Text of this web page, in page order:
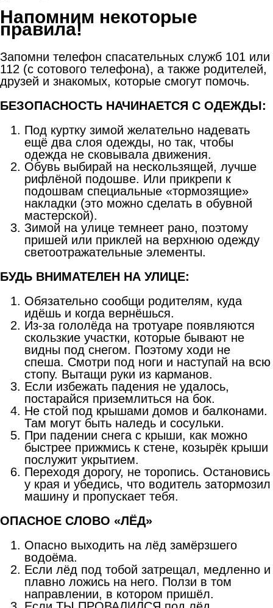
Напомним некоторые
правила!
Запомни телефон спасательных служб 101 или
112 (с сотового телефона), а также родителей,
друзей и знакомых, которые смогут помочь.
БЕЗОПАСНОСТЬ НАЧИНАЕТСЯ С ОДЕЖДЫ:
Под куртку зимой желательно надевать
ещё два слоя одежды, но так, чтобы
одежда не сковывала движения.
Обувь выбирай на нескользящей, лучше
рифлёной подошве. Или прикрепи к
подошвам специальные «тормозящие»
накладки (это можно сделать в обувной
мастерской).
Зимой на улице темнеет рано, поэтому
пришей или приклей на верхнюю одежду
светоотражательные элементы.
БУДЬ ВНИМАТЕЛЕН НА УЛИЦЕ:
Обязательно сообщи родителям, куда
идёшь и когда вернёшься.
Из-за гололёда на тротуаре появляются
скользкие участки, которые бывают не
видны под снегом. Поэтому ходи не
спеша. Смотри под ноги и наступай на всю
стопу. Вытащи руки из карманов.
Если избежать падения не удалось,
постарайся приземлиться на бок.
Не стой под крышами домов и балконами.
Там могут быть наледь и сосульки.
При падении снега с крыши, как можно
быстрее прижмись к стене, козырёк крыши
послужит укрытием.
Переходя дорогу, не торопись. Остановись
у края и убедись, что водитель затормозил
машину и пропускает тебя.
ОПАСНОЕ СЛОВО «ЛЁД»
Опасно выходить на лёд замёрзшего
водоёма.
Если лёд под тобой затрещал, медленно и
плавно ложись на него. Ползи в том
направлении, в котором пришёл.